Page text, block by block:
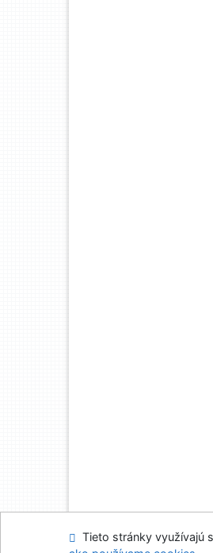
Tieto stránky využívajú